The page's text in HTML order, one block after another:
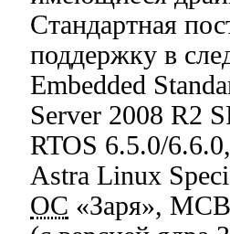
Стандартная
поддержку в
Embedded
Server 2008 R2
RTOS 6.5.0/
Astra Linux
ОС «Заря»,